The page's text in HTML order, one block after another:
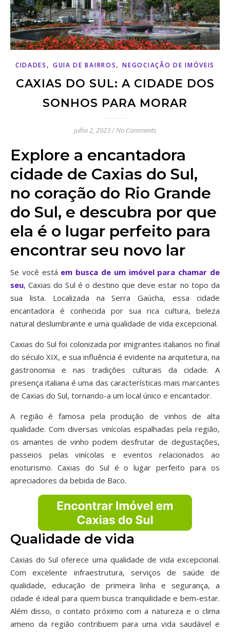
CIDADES , GUIA DE BAIRROS,NEGOCIAÇÃO DE IMÓVEIS
CAXIAS DO SUL: A CIDADE DOS
SONHOS PARA MORAR
julho 2, 2023/No Comments
Explore a encantadora
cidade de Caxias do Sul,
no coração do Rio Grande
do Sul, e descubra por que
ela é o lugar perfeito para
encontrar seu novo lar
Se você está em busca de um imóvel para chamar de
seu, Caxias do Sul é o destino que deve estar no topo da
sua lista. Localizada na Serra Gaúcha, essa cidade
encantadora é conhecida por sua rica cultura, beleza
natural deslumbrante e uma qualidade de vida excepcional.
Caxias do Sul foi colonizada por imigrantes italianos no final
do século XIX, e sua influência é evidente na arquitetura, na
gastronomia e nas tradições culturais da cidade. A
presença italiana é uma das características mais marcantes
de Caxias do Sul, tornando-a um local único e encantador.
A região é famosa pela produção de vinhos de alta
qualidade. Com diversas vinícolas espalhadas pela região,
os amantes de vinho podem desfrutar de degustações,
passeios pelas vinícolas e eventos relacionados ao
enoturismo. Caxias do Sul é o lugar perfeito para os
apreciadores da bebida de Baco.
Qualidade de vida
Caxias do Sul oferece uma qualidade de vida excepcional.
Com excelente infraestrutura, serviços de saúde de
qualidade, educação de primeira linha e segurança, a
cidade é ideal para quem busca tranquilidade e bem-estar.
Além disso, o contato próximo com a natureza e o clima
ameno da região contribuem para uma vida saudável e